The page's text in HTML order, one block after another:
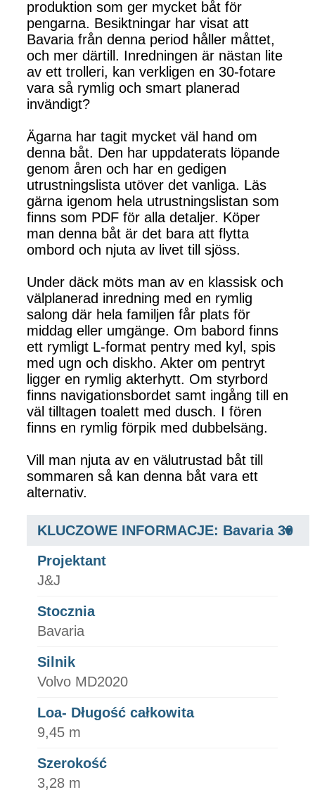
produktion som ger mycket båt för
pengarna. Besiktningar har visat att
Bavaria från denna period håller måttet,
och mer därtill. Inredningen är nästan lite
av ett trolleri, kan verkligen en 30-fotare
vara så rymlig och smart planerad
invändigt?
Ägarna har tagit mycket väl hand om
denna båt. Den har uppdaterats löpande
genom åren och har en gedigen
utrustningslista utöver det vanliga. Läs
gärna igenom hela utrustningslistan som
finns som PDF för alla detaljer. Köper
man denna båt är det bara att flytta
ombord och njuta av livet till sjöss.
Under däck möts man av en klassisk och
välplanerad inredning med en rymlig
salong där hela familjen får plats för
middag eller umgänge. Om babord finns
ett rymligt L-format pentry med kyl, spis
med ugn och diskho. Akter om pentryt
ligger en rymlig akterhytt. Om styrbord
finns navigationsbordet samt ingång till en
väl tilltagen toalett med dusch. I fören
finns en rymlig förpik med dubbelsäng.
Vill man njuta av en välutrustad båt till
sommaren så kan denna båt vara ett
alternativ.
KLUCZOWE INFORMACJE: Bavaria 30
Projektant
J&J
Stocznia
Bavaria
Silnik
Volvo MD2020
Loa- Długość całkowita
9,45 m
Szerokość
3,28 m